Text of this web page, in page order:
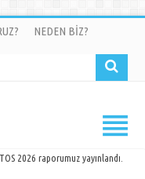
NEDEN BİZ?
2026 raporumuz yayınlandı.